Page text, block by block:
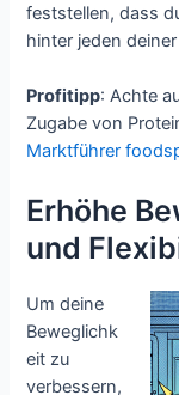
feststellen, dass
hinter jeden
Profitipp: Achte
Zugabe von
Marktführer
Erhöhe
und
Um deine
Beweglichk
eit zu
verbessern,